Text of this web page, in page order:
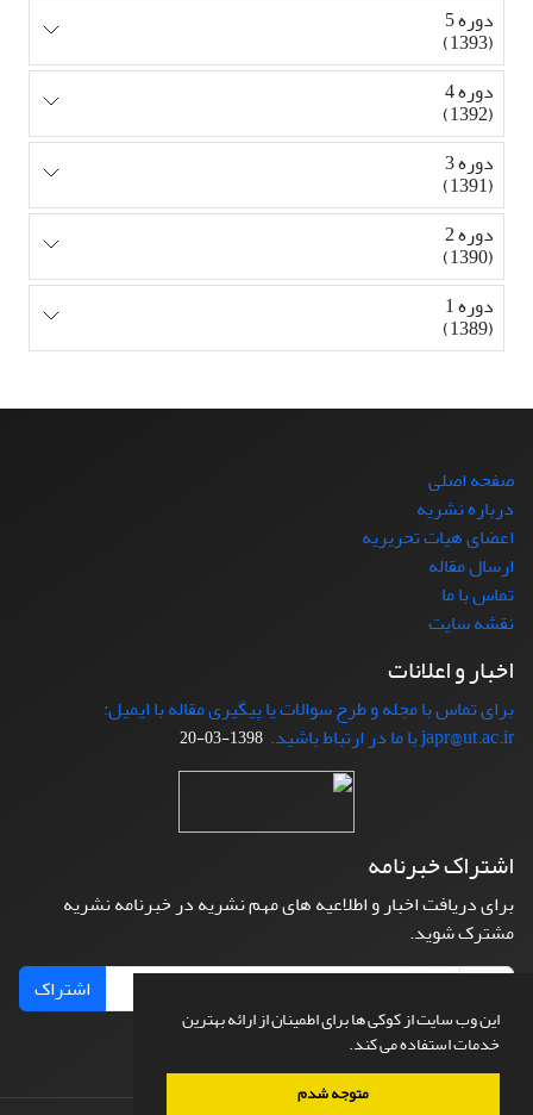
این وب سایت از کوکی ها برای اطمینان از ارائه بهترین
خدمات استفاده می کند.
متوجه شدم
دوره 5
(1393)
دوره 4
(1392)
دوره 3
(1391)
دوره 2
(1390)
دوره 1
(1389)
صفحه اصلی
درباره نشریه
اعضای هیات تحریریه
ارسال مقاله
تماس با ما
نقشه سایت
اخبار و اعلانات
برای تماس با مجله و طرح سوالات یا پیگیری مقاله با ایمیل:
japr@ut.ac.ir با ما در ارتباط باشید.
1398-03-20
اشتراک خبرنامه
برای دریافت اخبار و اطلاعیه های مهم نشریه در خبرنامه نشریه
مشترک شوید.
اشتراک